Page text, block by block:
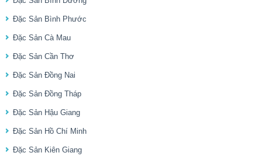
Đặc Sản Bình Phước
Đặc Sản Cà Mau
Đặc Sản Cần Thơ
Đặc Sản Đồng Nai
Đặc Sản Đồng Tháp
Đặc Sản Hậu Giang
Đặc Sản Hồ Chí Minh
Đặc Sản Kiên Giang